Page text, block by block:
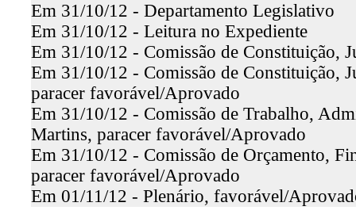
Em 31/10/12 - Departamento Legislativo
Em 31/10/12 - Leitura no Expediente
Em 31/10/12 - Comissão de Constituição,
Em 31/10/12 - Comissão de Constituição,
paracer favorável/Aprovado
Em 31/10/12 - Comissão de Trabalho,
Martins, paracer favorável/Aprovado
Em 31/10/12 - Comissão de Orçamento,
paracer favorável/Aprovado
Em 01/11/12 - Plenário, favorável/